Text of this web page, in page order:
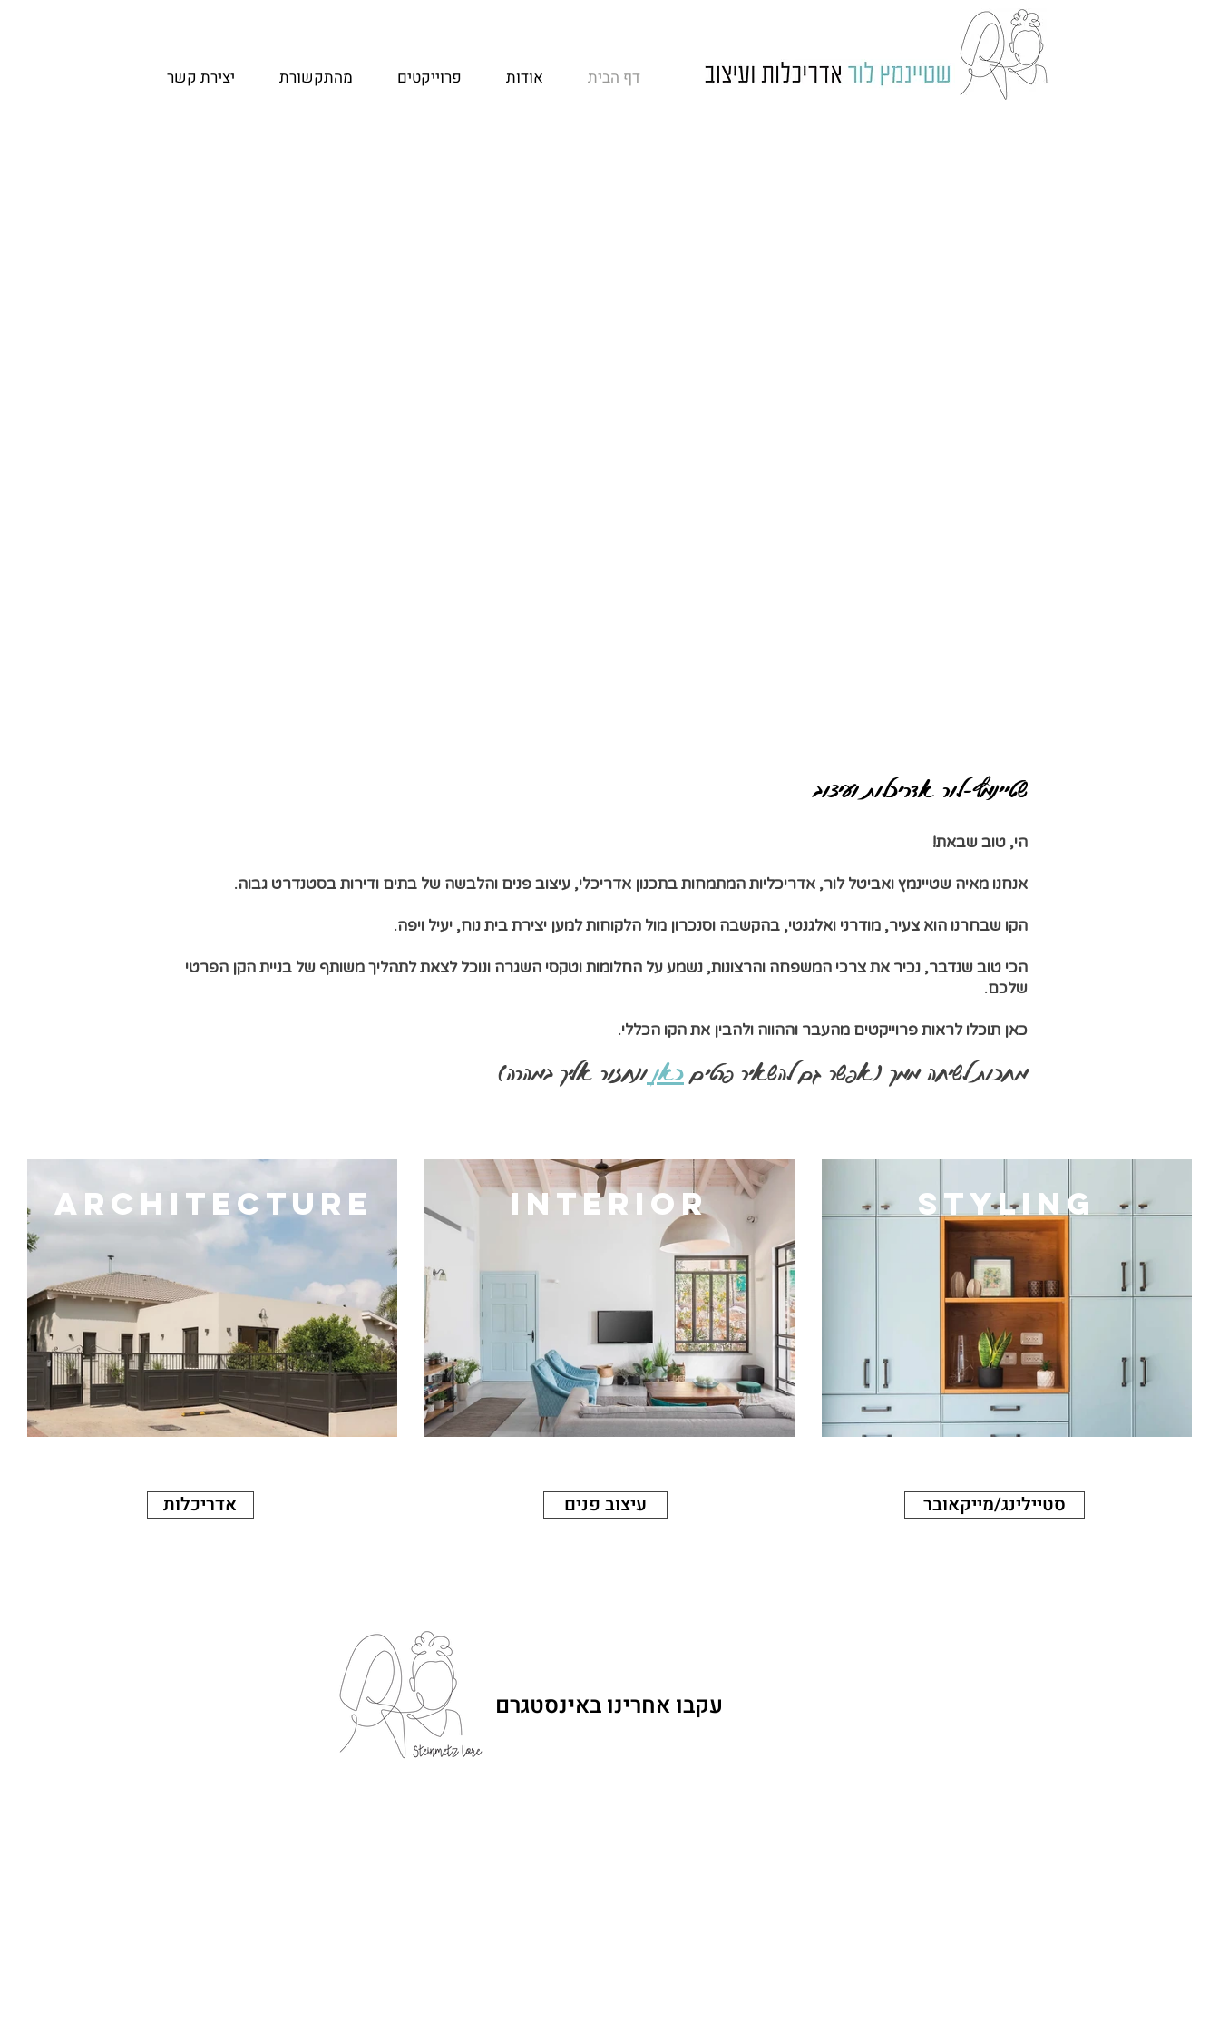
דף הבית אודות פרוייקטים מהתקשורת יצירת קשר
שטיינמץ-לור אדריכלות ועיצוב
הי, טוב שבאת!
אנחנו מאיה שטיינמץ ואביטל לור, אדריכליות המתמחות בתכנון אדריכלי, עיצוב פנים והלבשה של בתים ודירות בסטנדרט גבוה.
הקו שבחרנו הוא צעיר, מודרני ואלגנטי, בהקשבה וסנכרון מול הלקוחות למען יצירת בית נוח, יעיל ויפה.
הכי טוב שנדבר, נכיר את צרכי המשפחה והרצונות, נשמע על החלומות וטקסי השגרה ונוכל לצאת לתהליך משותף של בניית הקן הפרטי
שלכם.
כאן תוכלו לראות פרוייקטים מהעבר וההווה ולהבין את הקו הכללי.
מחכות לשיחה ממך (אפשר גם להשאיר פרטיםכאןונחזור אליך במהרה)
architecture interior styling
אדריכלות עיצוב פנים סטיילינג/מייקאובר
עקבו אחרינו באינסטגרם